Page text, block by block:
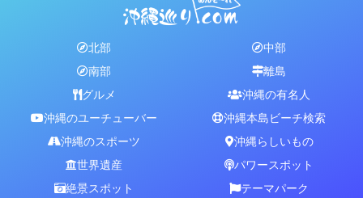
北部
中部
南部
離島
グルメ
沖縄の有名人
沖縄のユーチューバー
沖縄本島ビーチ検索
沖縄のスポーツ
沖縄らしいもの
世界遺産
パワースポット
絶景スポット
テーマパーク